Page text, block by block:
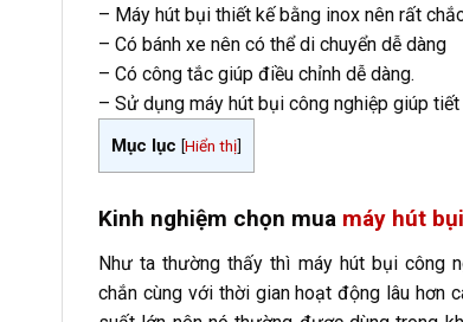
– Máy hút bụi thiết kế bằng inox nên rất
– Có bánh xe nên có thể di chuyển dễ dàng
– Có công tắc giúp điều chỉnh dễ dàng.
– Sử dụng máy hút bụi công nghiệp giúp
Mục lục [Hiển thị]
Kinh nghiệm chọn mua máy hút
Như ta thường thấy thì máy hút bụi công
chắn cùng với thời gian hoạt động lâu hơn